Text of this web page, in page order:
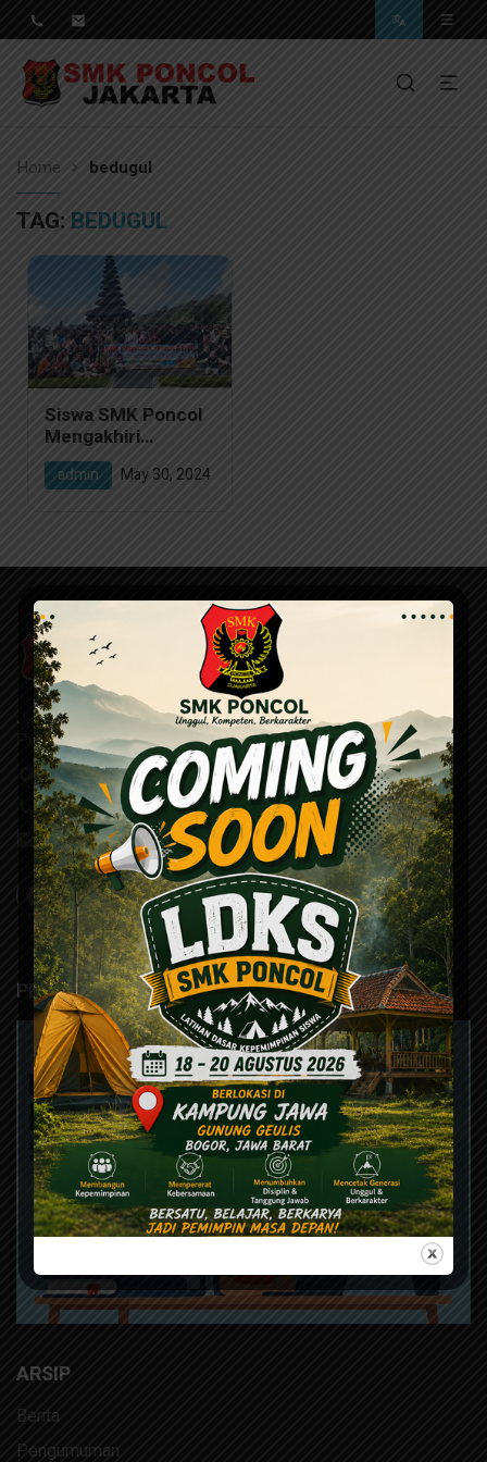
SMK Poncol Jakarta
Pendidikan Berkwalitas, Masa Depan Unggul
Home bedugul
TAG: BEDUGUL
Siswa SMK Poncol
Mengakhiri
Petualangan di
Bedugul, Bali
admin May 30, 2024
Jalan Mutiara Raya No. 1 Sumur Batu Kemayoran Jakarta
Pusat
Temukan di Google Map
+624252110
admin@smksponcol.sch.id
PERPUSTAKAAN DIGITAL
ARSIP
Berita
Pengumuman